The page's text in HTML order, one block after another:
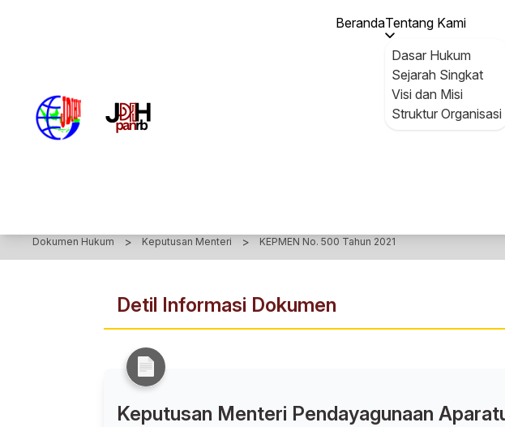
BerandaTentang Kami
Dasar Hukum
Sejarah Singkat
Visi dan Misi
Struktur Organisasi
Dokumen Hukum > Keputusan Menteri > KEPMEN No. 500 Tahun 2021
Detil Informasi Dokumen
Keputusan Menteri Pendayagunaan